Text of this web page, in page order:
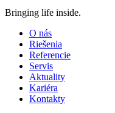
Bringing life inside.
O nás
Riešenia
Referencie
Servis
Aktuality
Kariéra
Kontakty